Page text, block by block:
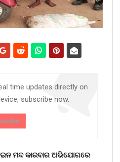
time updates directly on
subscribe now.
ମଦ କାରବାର ଅଭିଯୋଗରେ